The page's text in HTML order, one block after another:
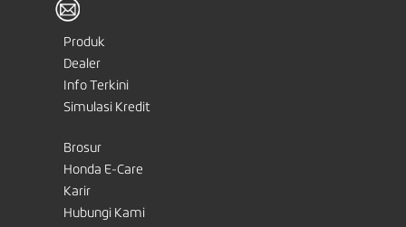
Produk
Dealer
Info Terkini
Simulasi Kredit
Brosur
Honda E-Care
Karir
Hubungi Kami